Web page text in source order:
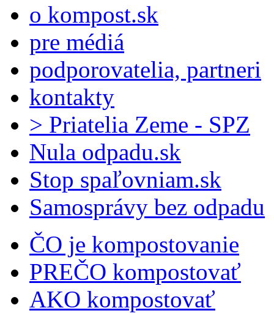
o kompost.sk
pre médiá
podporovatelia, partneri
kontakty
> Priatelia Zeme - SPZ
Nula odpadu.sk
Stop spaľovniam.sk
Samosprávy bez odpadu
ČO je kompostovanie
PREČO kompostovať
AKO kompostovať